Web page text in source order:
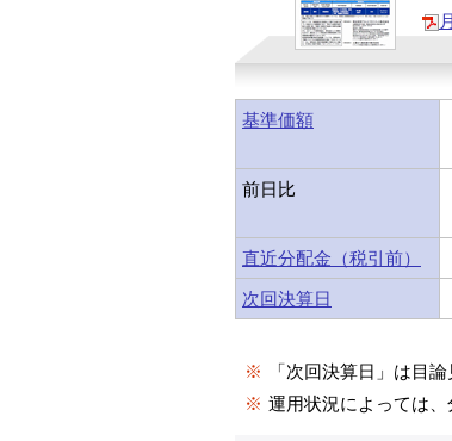
基準価額
前日比
直近分配金（税引前）
次回決算日
※
「次回決算日」は目
※ 運用状況によっては